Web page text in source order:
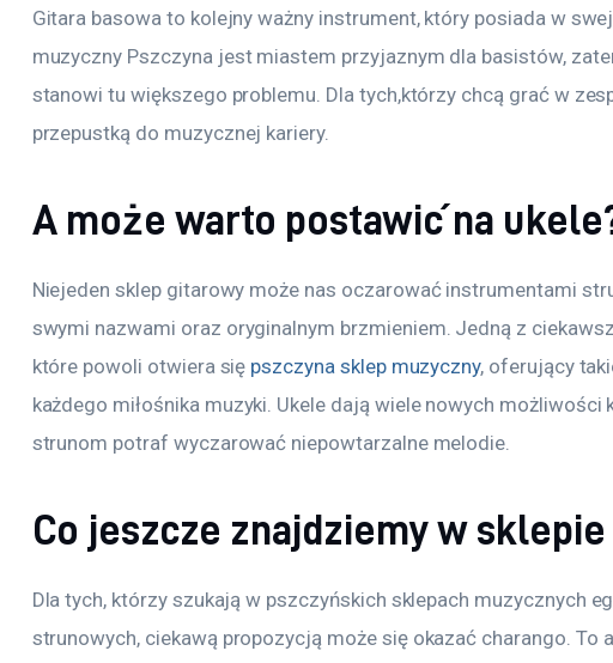
Gitara basowa to kolejny ważny instrument, który posiada w
muzyczny Pszczyna jest miastem przyjaznym dla basistów,
stanowi tu większego problemu. Dla tych,którzy chcą grać w
przepustką do muzycznej kariery.
A może warto postawić na
Niejeden sklep gitarowy może nas oczarować instrumentami
swymi nazwami oraz oryginalnym brzmieniem. Jedną z
które powoli otwiera się pszczyna sklep muzyczny, oferujący
każdego miłośnika muzyki. Ukele dają wiele nowych możliwości
strunom potraf wyczarować niepowtarzalne melodie.
Co jeszcze znajdziemy w
Dla tych, którzy szukają w pszczyńskich sklepach muzycznych
strunowych, ciekawą propozycją może się okazać charango. To